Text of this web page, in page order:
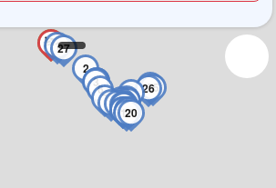
1
2
3
4
56
789
10
11
12
13
14
15
16
17
18
19
20
21
2223 24
25
26
27